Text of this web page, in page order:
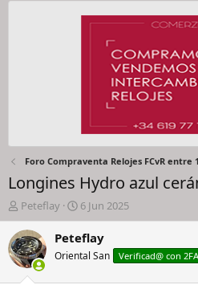
Foro Compraventa Relojes FCvR entre
Longines Hydro azul
I
n
i
c
i
a
Peteflay
F
e
c
a
6 Jun 2025
Peteflay
Oriental San Verificad@ con 2FA